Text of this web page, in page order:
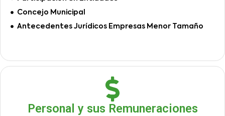
Concejo Municipal
Antecedentes Jurídicos Empresas Menor Tamaño
Personal y sus Remuneraciones